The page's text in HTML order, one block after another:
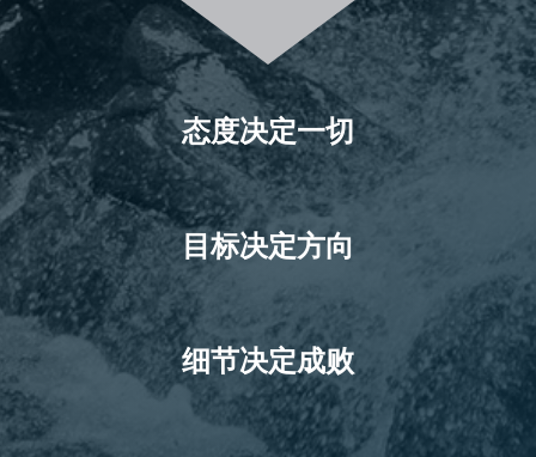
态度决定一切
目标决定方向
细节决定成败